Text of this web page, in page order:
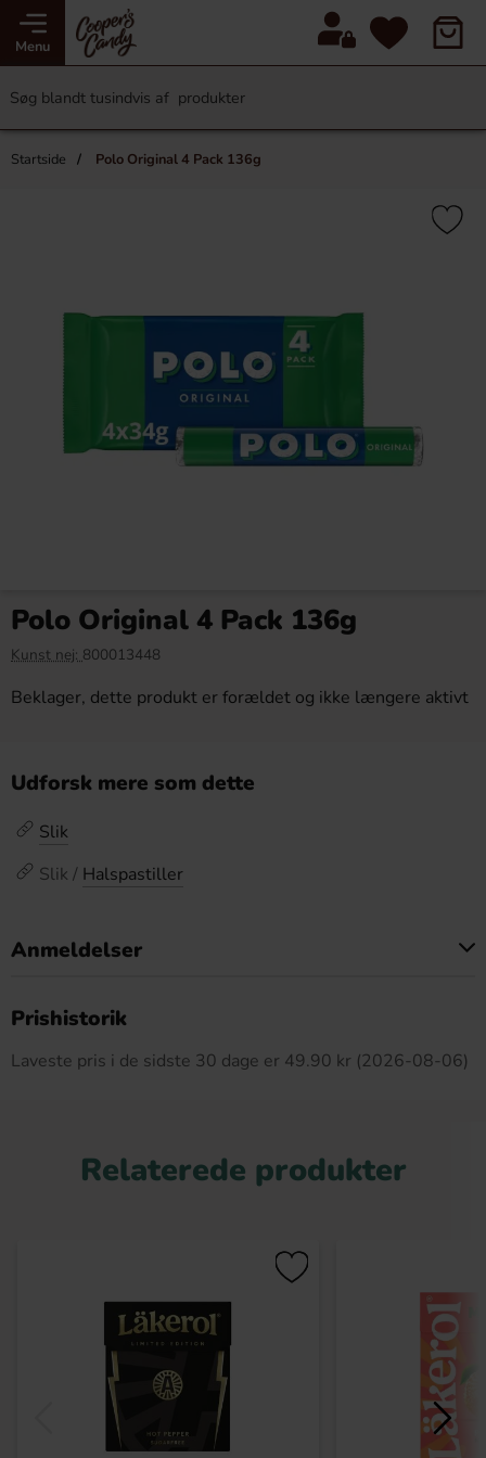
Menu
Startside Polo Original 4 Pack 136g
Polo Original 4 Pack 136g
Kunst nej: 800013448
Beklager, dette produkt er forældet og ikke længere aktivt
Udforsk mere som dette
Slik
Slik / Halspastiller
Anmeldelser
Prishistorik
Laveste pris i de sidste 30 dage er 49.90 kr (2026-08-06)
Relaterede produkter